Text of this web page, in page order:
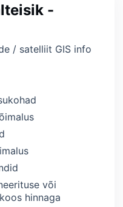
-
/ satelliit GIS info
või
hinnaga